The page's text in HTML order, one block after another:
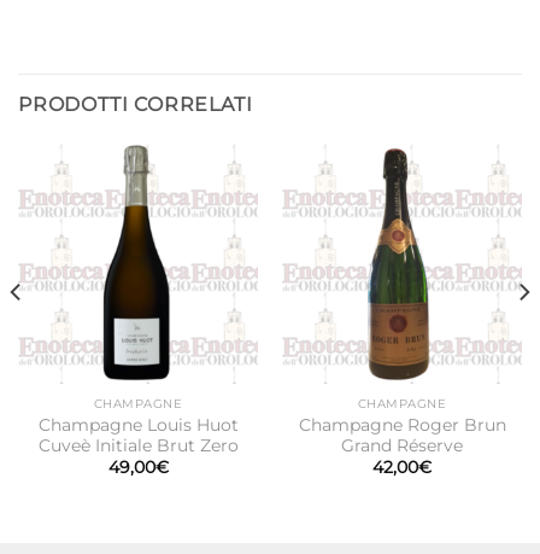
PRODOTTI CORRELATI
CHAMPAGNE
Champagne Louis Huot
Cuveè Initiale Brut Zero
49,00€
CHAMPAGNE
Champagne Roger Brun
Grand Réserve
42,00€